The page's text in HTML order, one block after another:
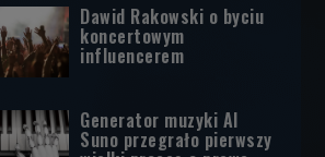
Dawid Rakowski o byciu
koncertowym
influencerem
Generator muzyki AI
Suno przegrało pierwszy